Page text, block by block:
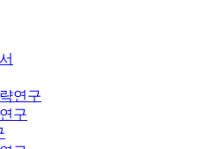
연구
구